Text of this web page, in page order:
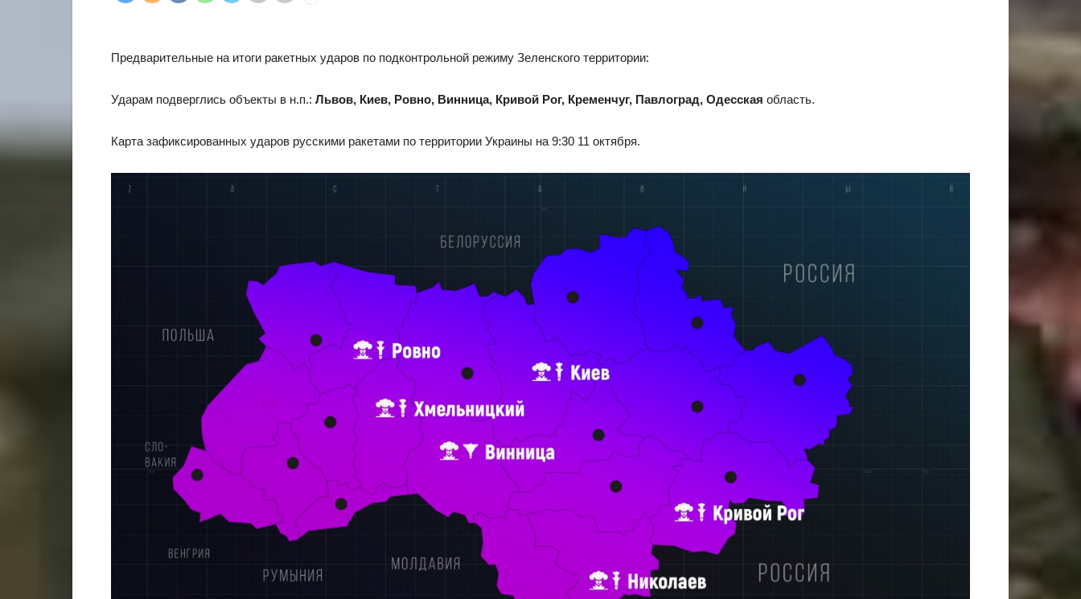
Предварительные на итоги ракетных ударов по подконтрольной режиму Зеленского территории:
Ударам подверглись объекты в н.п.: Львов, Киев, Ровно, Винница, Кривой Рог, Кременчуг, Павлоград, Одесская область.
Карта зафиксированных ударов русскими ракетами по территории Украины на 9:30 11 октября.